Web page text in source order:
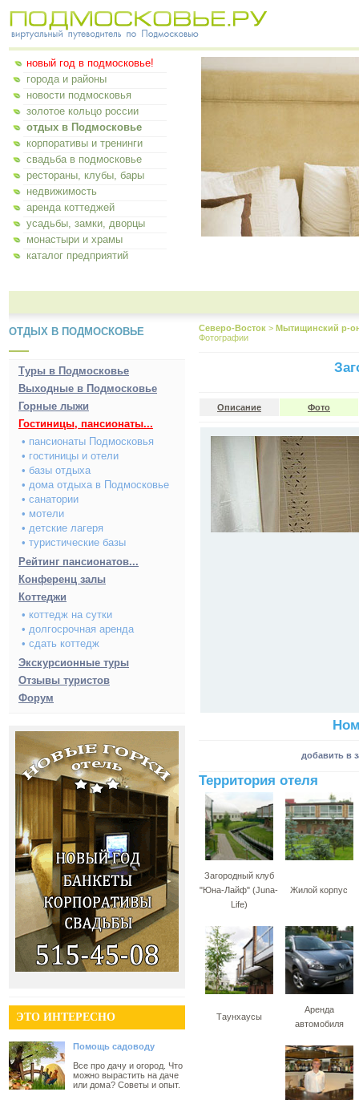
новый год в подмосковье!
города и районы
новости подмосковья
золотое кольцо россии
отдых в Подмосковье
корпоративы и тренинги
свадьба в подмосковье
рестораны, клубы, бары
недвижимость
аренда коттеджей
усадьбы, замки, дворцы
монастыри и храмы
каталог предприятий
ОТДЫХ В ПОДМОСКОВЬЕ
Туры в Подмосковье
Выходные в Подмосковье
Горные лыжи
Гостиницы, пансионаты...
• пансионаты Подмосковья
• гостиницы и отели
• базы отдыха
• дома отдыха в Подмосковье
• санатории
• мотели
• детские лагеря
• туристические базы
Рейтинг пансионатов...
Конференц залы
Коттеджи
• коттедж на сутки
• долгосрочная аренда
• сдать коттедж
Экскурсионные туры
Отзывы туристов
Форум
ЭТО ИНТЕРЕСНО
Помощь садоводу
Все про дачу и огород. Что
можно вырастить на даче
или дома? Советы и опыт.
Северо-Восток > Мытищинский р-
Фотографии
Описание Фото
добавить в
Территория отеля
Загородный клуб
"Юна-Лайф" (Juna-
Life)
Жилой корпус
Таунхаусы
Аренда
автомобиля